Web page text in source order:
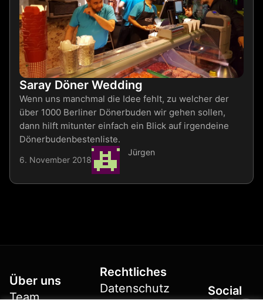
Saray Döner Wedding
Wenn uns manchmal die Idee fehlt, zu welcher der
über 1000 Berliner Dönerbuden wir gehen sollen,
dann hilft mitunter einfach ein Blick auf irgendeine
Dönerbudenbestenliste.
6. November 2018
Jürgen
Über uns
Team
Rechtliches
Datenschutz
Social